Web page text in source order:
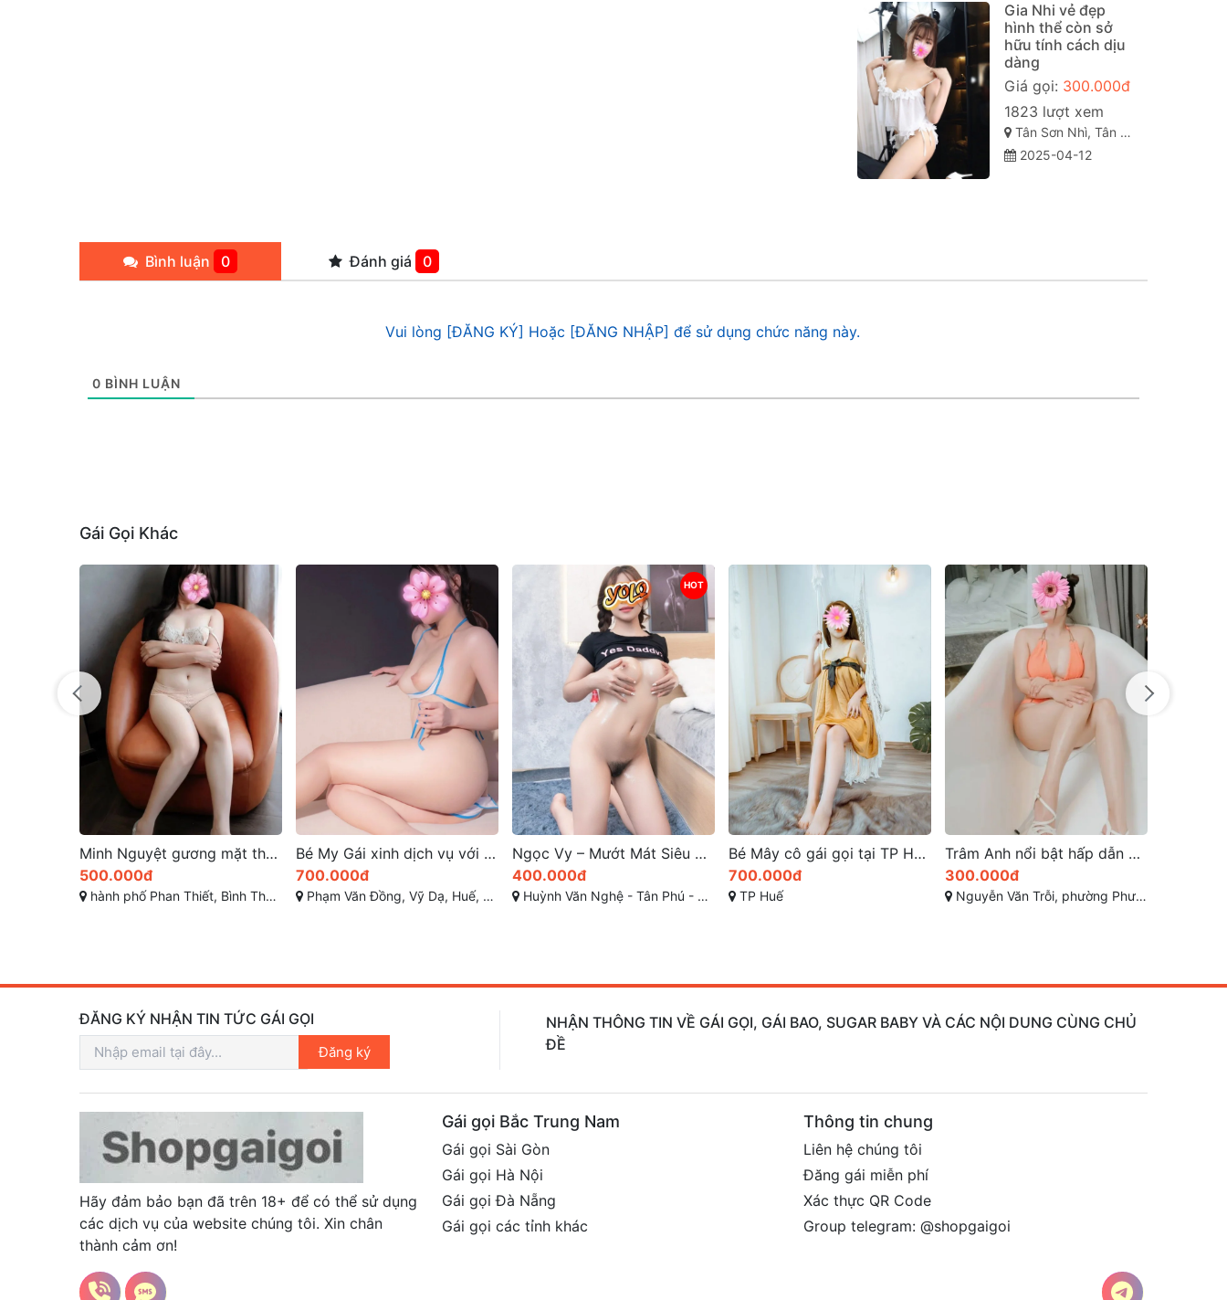
Gia Nhi vẻ đẹp
hình thể còn sở
hữu tính cách dịu
dàng
Giá gọi: 300.000đ
1823 lượt xem
Tân Sơn Nhì, Tân Phú, Thành phố Hồ Chí Minh
2025-04-12
Bình luận 0 Đánh giá 0
Vui lòng [ĐĂNG KÝ] Hoặc [ĐĂNG NHẬP] để sử dụng chức năng này.
0 BÌNH LUẬN
Gái Gọi Khác
Bé My Gái xinh dịch vụ với chất lượng tuyệt hảo
700.000đ
Phạm Văn Đồng, Vỹ Dạ, Huế, Thừa Thiên Huế
Ngọc Vy – Mướt Mát Siêu Cuốn Hút, Dâm Dâm Đa Tình
400.000đ
Huỳnh Văn Nghệ - Tân Phú - Đồng Xoài
Bé Mây cô gái gọi tại TP Huế nổi bật cuốn hút
700.000đ
TP Huế
Trâm Anh nổi bật hấp dẫn và kỹ năng phục vụ chuyên nghiệp
300.000đ
Nguyễn Văn Trỗi, phường Phước Hưng, Bà Rịa, Bà Rịa - Vũng Tàu
Linh Nhi cần thơ thu hút với ánh mắt đầy quyến rũ
300.000đ
Trung tâm thương mại Cái Khế, Cái Khế, Ninh Kiều, Cần Thơ
ĐĂNG KÝ NHẬN TIN TỨC GÁI GỌI
Đăng ký
NHẬN THÔNG TIN VỀ GÁI GỌI, GÁI BAO, SUGAR BABY VÀ CÁC NỘI DUNG CÙNG CHỦ
ĐỀ
Hãy đảm bảo bạn đã trên 18+ để có thể sử dụng
các dịch vụ của website chúng tôi. Xin chân
thành cảm ơn!
Gái gọi Bắc Trung Nam
Gái gọi Sài Gòn
Gái gọi Hà Nội
Gái gọi Đà Nẵng
Gái gọi các tỉnh khác
Thông tin chung
Liên hệ chúng tôi
Đăng gái miễn phí
Xác thực QR Code
Group telegram: @shopgaigoi